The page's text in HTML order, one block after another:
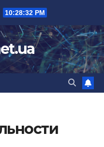
10:28:33 PM